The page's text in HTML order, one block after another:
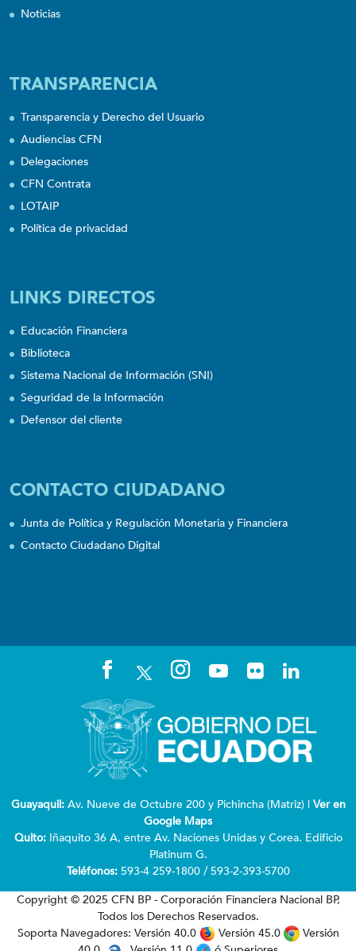
Noticias
TRANSPARENCIA
Transparencia y Derecho del Usuario
Audiencias CFN
Delegaciones
CFN Contrata
LOTAIP
Política de privacidad
LINKS DIRECTOS
Educación Financiera
Biblioteca
Sistema Nacional de Información (SNI)
Seguridad de la Información
Defensor del cliente
CONTACTO CIUDADANO
Junta de Política y Regulación Monetaria y Financiera
Contacto Ciudadano Digital
Guayaquil:Av. Nueve de Octubre 200 y Pichincha (Matriz) | Ver en
Google Maps
Quito: Iñaquito 36 A, entre Av. Naciones Unidas y Corea. Edificio
Platinum G.
Teléfonos:593-4 259-1800 / 593-2-393-5700
Copyright © 2025 CFN BP - Corporación Financiera Nacional BP,
Todos los Derechos Reservados.
Soporta Navegadores: Versión 40.0
Versión 45.0
Versión